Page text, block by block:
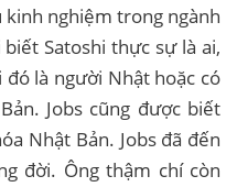
kinh nghiệm trong ngành
Satoshi thực sự là ai,
là người Nhật hoặc có
Jobs cũng được biết
Nhật Bản. Jobs đã đến
đời. Ông thậm chí còn